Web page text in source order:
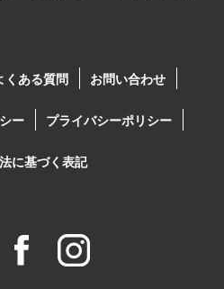
くある質問 お問い合わせ
ー プライバシーポリシー
に基づく表記